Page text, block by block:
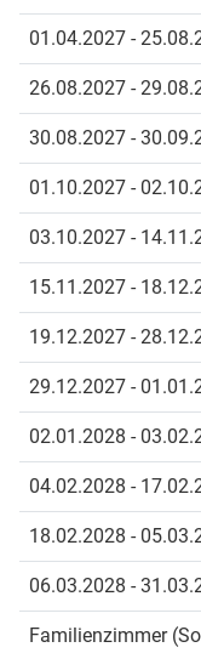
01.04.2027 -
26.08.2027 -
30.08.2027 -
01.10.2027 -
03.10.2027 -
15.11.2027 -
19.12.2027 -
29.12.2027 -
02.01.2028 -
04.02.2028 -
18.02.2028 -
06.03.2028 -
Familienzimmer